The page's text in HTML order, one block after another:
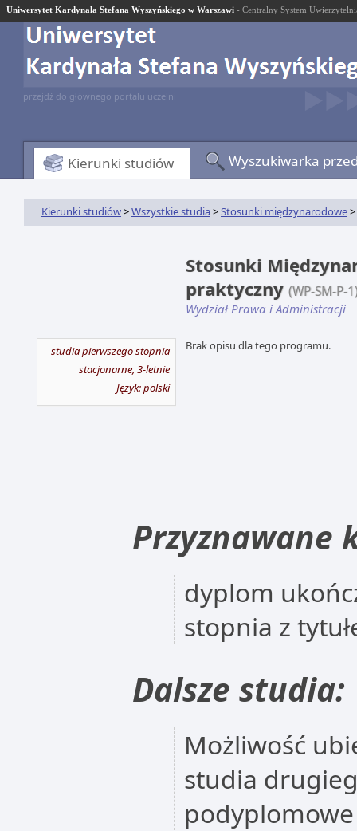
Uniwersytet Kardynała Stefana Wyszyńskiego w Warszawi - Centralny System
przejdź do głównego portalu uczelni
Kierunki studiów Wyszukiwarka
Kierunki studiów>Wszystkie studia>Stosunki międzynarodowe
Stosunki
praktyczny (WP-SM-P-
Wydział Prawa i Administracji
studia pierwszego stopnia
stacjonarne, 3-letnie
Język: polski
Brak opisu dla tego programu.
Przyznawane
dyplom
stopnia z
Dalsze studia:
Możliwość
studia
podyplomowe